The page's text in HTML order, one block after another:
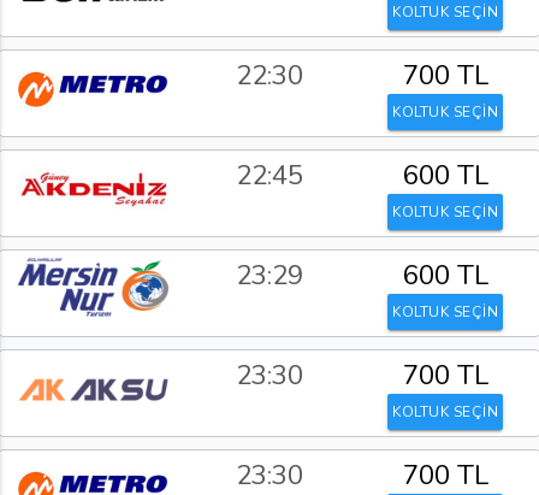
KOLTUK SEÇİN
22:30 700 TL
KOLTUK SEÇİN
22:45 600 TL
KOLTUK SEÇİN
23:29 600 TL
KOLTUK SEÇİN
23:30 700 TL
KOLTUK SEÇİN
23:30 700 TL